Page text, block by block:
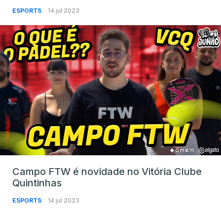
ESPORTS 14 jul 2023
Campo FTW é novidade no Vitória Clube
Quintinhas
ESPORTS 14 jul 2023